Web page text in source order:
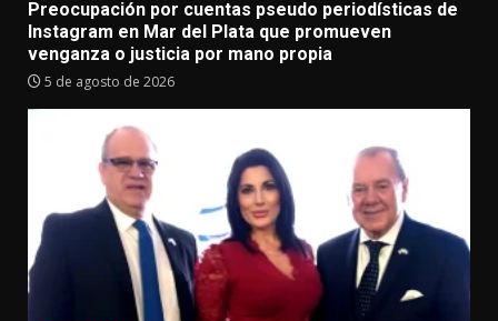
Preocupación por cuentas pseudo periodísticas de
Instagram en Mar del Plata que promueven
venganza o justicia por mano propia
5 de agosto de 2026